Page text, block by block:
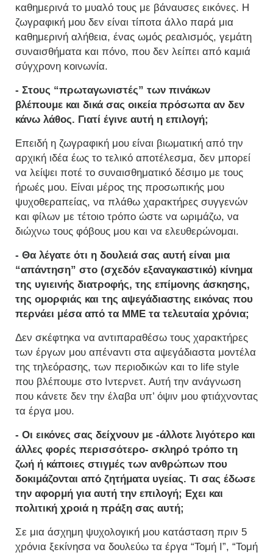
καθημερινά το μυαλό τους με βάναυσες εικόνες. Η
ζωγραφική μου δεν είναι τίποτα άλλο παρά μια
καθημερινή αλήθεια, ένας ωμός ρεαλισμός, γεμάτη
συναισθήματα και πόνο, που δεν λείπει από καμιά
σύγχρονη κοινωνία.
- Στους “πρωταγωνιστές” των πινάκων
βλέπουμε και δικά σας οικεία πρόσωπα αν δεν
κάνω λάθος. Γιατί έγινε αυτή η επιλογή;
Επειδή η ζωγραφική μου είναι βιωματική από την
αρχική ιδέα έως το τελικό αποτέλεσμα, δεν μπορεί
να λείψει ποτέ το συναισθηματικό δέσιμο με τους
ήρωές μου. Είναι μέρος της προσωπικής μου
ψυχοθεραπείας, να πλάθω χαρακτήρες συγγενών
και φίλων με τέτοιο τρόπο ώστε να ωριμάζω, να
διώχνω τους φόβους μου και να ελευθερώνομαι.
- Θα λέγατε ότι η δουλειά σας αυτή είναι μια
“απάντηση” στο (σχεδόν εξαναγκαστικό) κίνημα
της υγιεινής διατροφής, της επίμονης άσκησης,
της ομορφιάς και της αψεγάδιαστης εικόνας που
περνάει μέσα από τα ΜΜΕ τα τελευταία χρόνια;
Δεν σκέφτηκα να αντιπαραθέσω τους χαρακτήρες
των έργων μου απέναντι στα αψεγάδιαστα μοντέλα
της τηλεόρασης, των περιοδικών και το life style
που βλέπουμε στο Ιντερνετ. Αυτή την ανάγνωση
που κάνετε δεν την έλαβα υπ’ όψιν μου φτιάχνοντας
τα έργα μου.
- Οι εικόνες σας δείχνουν με -άλλοτε λιγότερο και
άλλες φορές περισσότερο- σκληρό τρόπο τη
ζωή ή κάποιες στιγμές των ανθρώπων που
δοκιμάζονται από ζητήματα υγείας. Τι σας έδωσε
την αφορμή για αυτή την επιλογή; Εχει και
πολιτική χροιά η πράξη σας αυτή;
Σε μια άσχημη ψυχολογική μου κατάσταση πριν 5
χρόνια ξεκίνησα να δουλεύω τα έργα “Τομή Ι”, “Τομή